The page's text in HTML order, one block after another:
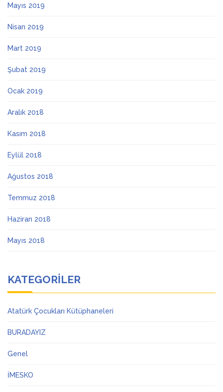
Mayıs 2019
Nisan 2019
Mart 2019
Şubat 2019
Ocak 2019
Aralık 2018
Kasım 2018
Eylül 2018
Ağustos 2018
Temmuz 2018
Haziran 2018
Mayıs 2018
KATEGORILER
Atatürk Çocukları Kütüphaneleri
BURADAYIZ
Genel
İMESKO